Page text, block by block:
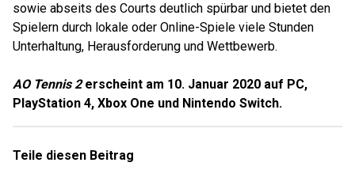
sowie abseits des Courts deutlich spürbar und bietet den
Spielern durch lokale oder Online-Spiele viele Stunden
Unterhaltung, Herausforderung und Wettbewerb.
AO Tennis 2erscheint am 10. Januar 2020 auf PC,
PlayStation 4, Xbox One und Nintendo Switch.
Teile diesen Beitrag